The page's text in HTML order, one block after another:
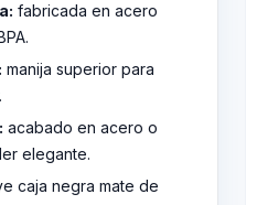
fabricada en acero
manija superior para
acabado en acero o
elegante.
caja negra mate de